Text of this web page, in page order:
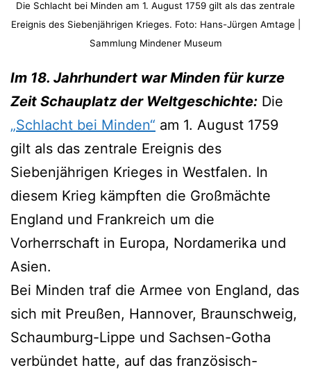
Die Schlacht bei Minden am 1. August 1759 gilt als das zentrale
Ereignis des Siebenjährigen Krieges. Foto: Hans-Jürgen Amtage |
Sammlung Mindener Museum
Im 18. Jahrhundert war Minden für kurze
Zeit Schauplatz der Weltgeschichte: Die
„Schlacht bei Minden“ am 1. August 1759
gilt als das zentrale Ereignis des
Siebenjährigen Krieges in Westfalen. In
diesem Krieg kämpften die Großmächte
England und Frankreich um die
Vorherrschaft in Europa, Nordamerika und
Asien.
Bei Minden traf die Armee von England, das
sich mit Preußen, Hannover, Braunschweig,
Schaumburg-Lippe und Sachsen-Gotha
verbündet hatte, auf das französisch-